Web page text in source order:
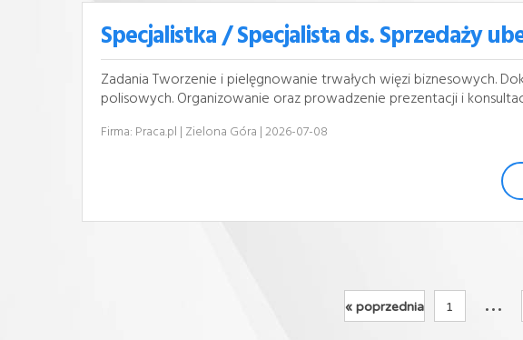
Specjalistka / Specjalista ds. Sprzedaży
Zadania Tworzenie i pielęgnowanie trwałych więzi biznesowych.
polisowych. Organizowanie oraz prowadzenie prezentacji i
Firma: Praca.pl | Zielona Góra | 2026-07-08
« poprzednia 1 ...